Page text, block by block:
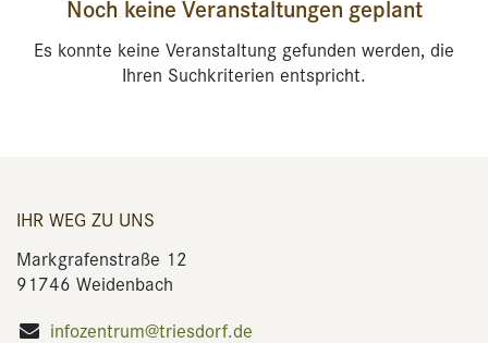
Noch keine Veranstaltungen geplant
Es konnte keine Veranstaltung gefunden werden, die
Ihren Suchkriterien entspricht.
IHR WEG ZU UNS
Markgrafenstraße 12
91746 Weidenbach
infozentrum@triesdorf.de